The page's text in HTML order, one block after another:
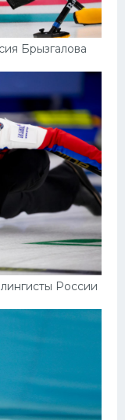
Брызгалова
России